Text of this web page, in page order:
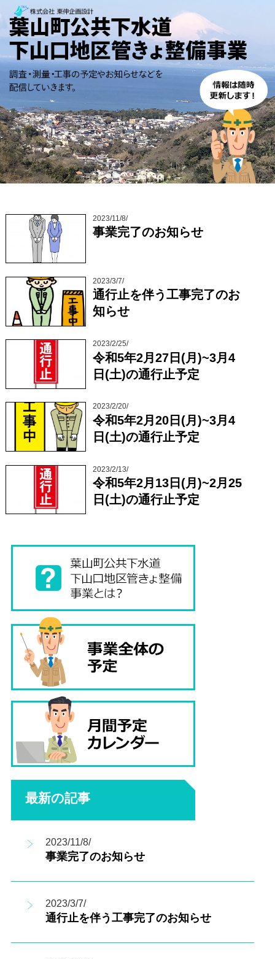
2023/11/8/
事業完了のお知らせ
2023/3/7/
通行止を伴う工事完了のお
知らせ
2023/2/25/
令和5年2月27日(月)~3月4
日(土)の通行止予定
2023/2/20/
令和5年2月20日(月)~3月4
日(土)の通行止予定
2023/2/13/
令和5年2月13日(月)~2月25
日(土)の通行止予定
最新の記事
2023/11/8/
事業完了のお知らせ
2023/3/7/
通行止を伴う工事完了のお知らせ